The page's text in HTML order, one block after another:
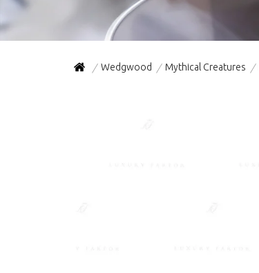
/ Wedgwood / Mythical Creatures /